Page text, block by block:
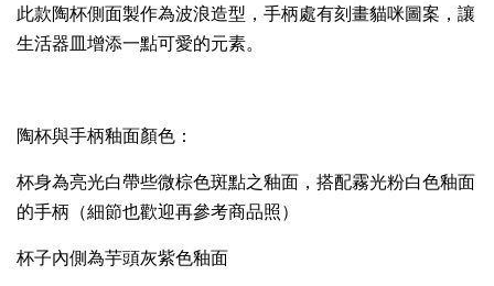
此款陶杯側面製作為波浪造型，手柄處有刻畫貓咪圖案，讓
生活器皿增添一點可愛的元素。
陶杯與手柄釉面顏色：
杯身為亮光白帶些微棕色斑點之釉面，搭配霧光粉白色釉面
的手柄（細節也歡迎再參考商品照）
杯子內側為芋頭灰紫色釉面